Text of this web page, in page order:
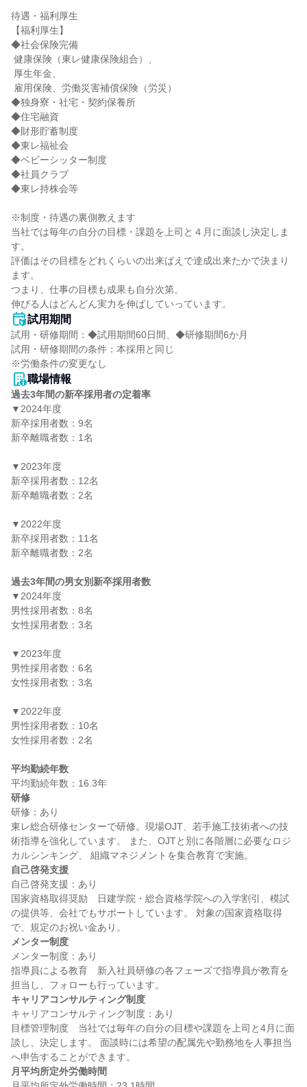
待遇・福利厚生
【福利厚生】
◆社会保険完備
◆独身寮・社宅・契約保養所
◆住宅融資
◆財形貯蓄制度
◆東レ福祉会
◆ベビーシッター制度
◆社員クラブ
◆東レ持株会等
※制度・待遇の裏側教えます
当社では毎年の自分の目標・課題を上司と４月に面談し決定しま
す。
評価はその目標をどれくらいの出来ばえで達成出来たかで決まり
ます。
つまり、仕事の目標も成果も自分次第。
伸びる人はどんどん実力を伸ばしていっています。
試用期間
試用・研修期間：◆試用期間60日間、◆研修期間6か月
試用・研修期間の条件：本採用と同じ
職場情報
過去3年間の新卒採用者の定着率
▼2024年度
新卒採用者数：9名
新卒離職者数：1名
▼2023年度
新卒採用者数：12名
新卒離職者数：2名
▼2022年度
新卒採用者数：11名
新卒離職者数：2名
過去3年間の男女別新卒採用者数
▼2024年度
男性採用者数：8名
女性採用者数：3名
▼2023年度
男性採用者数：6名
女性採用者数：3名
▼2022年度
男性採用者数：10名
女性採用者数：2名
平均勤続年数
研修
研修：あり
東レ総合研修センターで研修。現場OJT、若手施工技術者への技
術指導を強化しています。 また、OJTと別に各階層に必要なロジ
自己啓発支援
自己啓発支援：あり
国家資格取得奨励　日建学院・総合資格学院への入学割引、模試
の提供等、会社でもサポートしています。 対象の国家資格取得
メンター制度
メンター制度：あり
指導員による教育　新入社員研修の各フェーズで指導員が教育を
キャリアコンサルティング制度
キャリアコンサルティング制度：あり
目標管理制度　当社では毎年の自分の目標や課題を上司と4月に面
談し、決定します。 面談時には希望の配属先や勤務地を人事担当
月平均所定外労働時間